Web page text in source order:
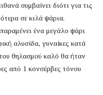
συμβαίνει διότι για τις
σε κιλά ψάρια.
ένα μεγάλο ψάρι
αλυσίδα, γυναίκες κατά
θηλασμού καλό θα ήταν
από 1 κονσέρβες τόνου